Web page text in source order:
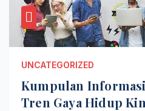
UNCATEGORIZED
Kumpulan
Tren Gaya Hidup